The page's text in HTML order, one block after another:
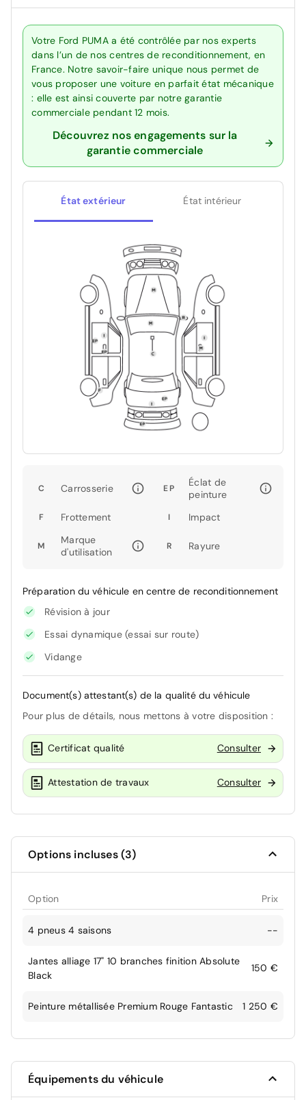
Votre Ford PUMA a été contrôlée par nos experts
dans l’un de nos centres de reconditionnement, en
France. Notre savoir-faire unique nous permet de
vous proposer une voiture en parfait état mécanique
: elle est ainsi couverte par notre garantie
commerciale pendant 12 mois.
Découvrez nos engagements sur la
garantie commerciale
État extérieur État intérieur
C Carrosserie EP
Éclat de
peinture
F Frottement I Impact
M
Marque
d'utilisation
R Rayure
Préparation du véhicule en centre de reconditionnement
Révision à jour
Essai dynamique (essai sur route)
Vidange
Document(s) attestant(s) de la qualité du véhicule
Pour plus de détails, nous mettons à votre disposition :
Certificat qualité Consulter
Attestation de travaux Consulter
Options incluses (3)
Option Prix
4 pneus 4 saisons --
Jantes alliage 17" 10 branches finition Absolute
Black
150 €
Peinture métallisée Premium Rouge Fantastic 1 250 €
Équipements du véhicule